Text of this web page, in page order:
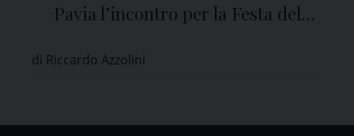
Pavia l’incontro per la Festa del
di Riccardo Azzolini